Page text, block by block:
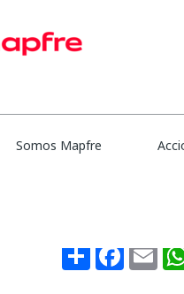
Somos Mapfre
frecuencia (en días) para
Share Facebook